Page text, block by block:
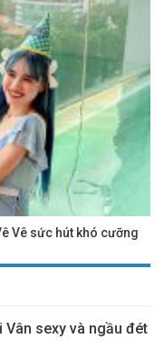
Vê sức hút khó cưỡng
Vân sexy và ngầu đét